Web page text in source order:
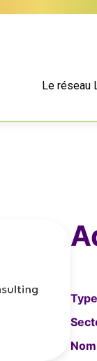
Le réseau